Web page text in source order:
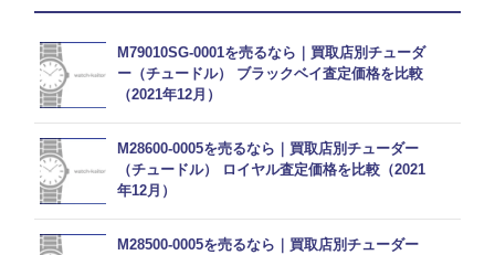
M79010SG-0001を売るなら｜買取店別チューダ
ー（チュードル） ブラックベイ査定価格を比較
（2021年12月）
M28600-0005を売るなら｜買取店別チューダー
（チュードル） ロイヤル査定価格を比較（2021
年12月）
M28500-0005を売るなら｜買取店別チューダー